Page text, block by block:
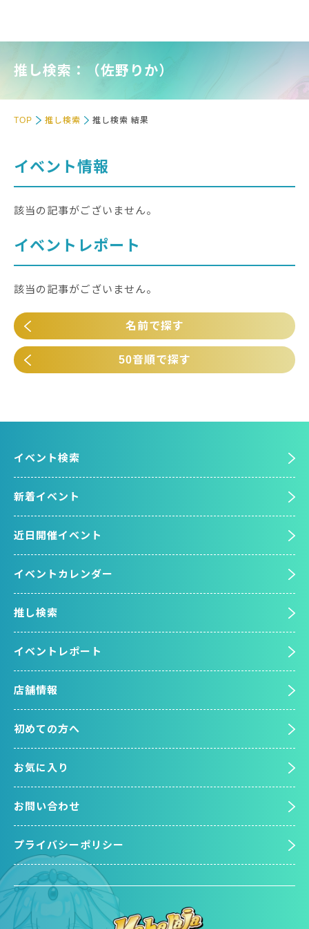
推し検索：（佐野りか）
TOP 推し検索 推し検索 結果
イベント情報
該当の記事がございません。
イベントレポート
該当の記事がございません。
名前で探す
50音順で探す
イベント検索
新着イベント
近日開催イベント
イベントカレンダー
推し検索
イベントレポート
店舗情報
初めての方へ
お気に入り
お問い合わせ
プライバシーポリシー